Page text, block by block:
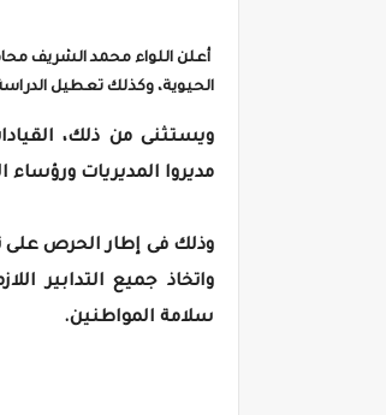
أعلن اللواء محمد الشريف
الحيوية، وكذلك تعطيل
ويستثنى من ذلك،
مديروا المديريات ورؤساء
وذلك فى إطار الحرص على
واتخاذ جميع التدابير
سلامة المواطنين.